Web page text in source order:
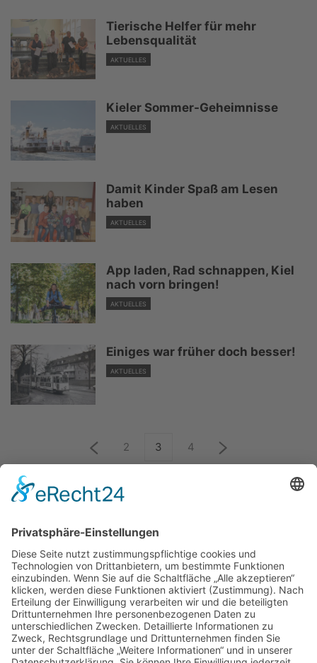
Tierische Helfer für mehr
Lebensqualität
AKTUELLES
Kieler Sommer-Geheimnisse
AKTUELLES
Damit Kinder Spaß am Lesen
haben
AKTUELLES
App laden, Rad schnappen, Kiel
nach vorn bringen!
AKTUELLES
Einiges war früher doch besser!
AKTUELLES
2 3 4
ÜBER UNS
KIEL LOKAL